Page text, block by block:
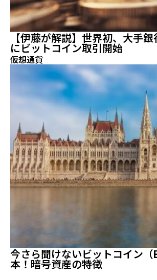
【伊藤が解説】世界初、大手
にビットコイン取引開始
仮想通貨
今さら聞けないビットコイン
本！暗号資産の特徴